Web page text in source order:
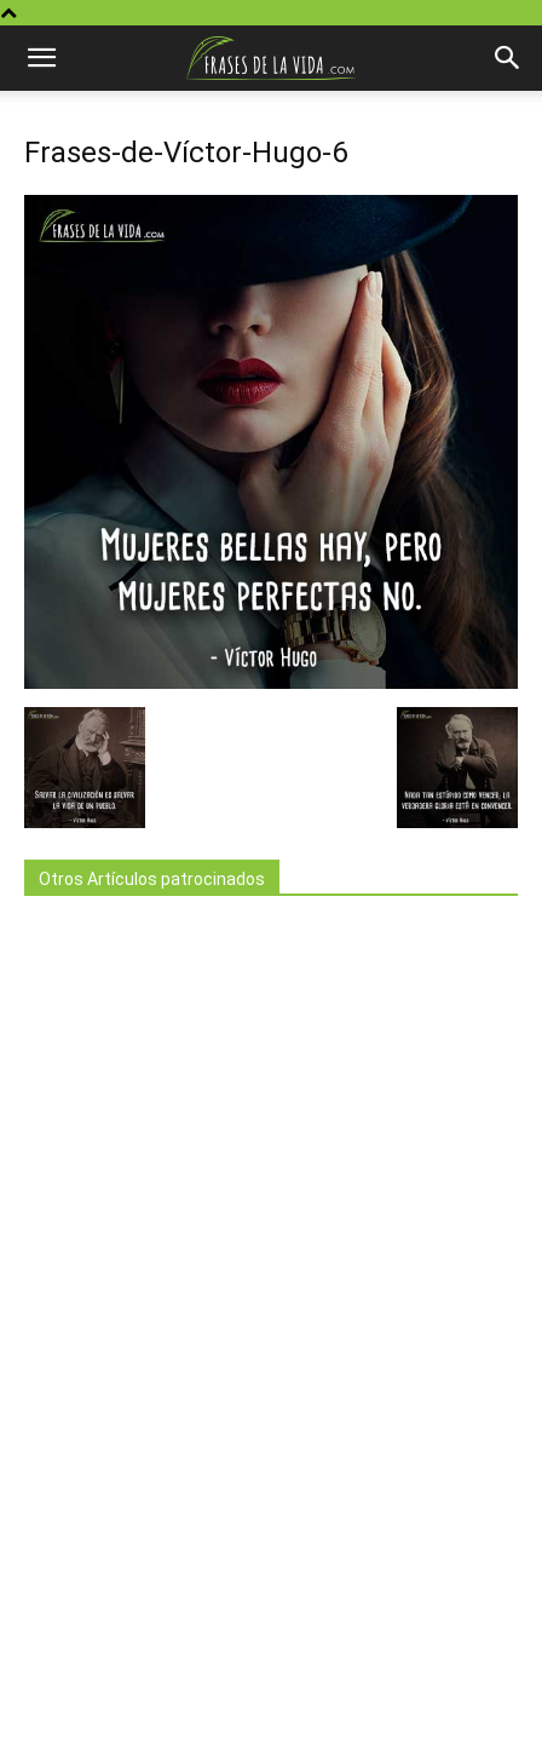
Frases-de-Víctor-Hugo-6
Otros Artículos patrocinados